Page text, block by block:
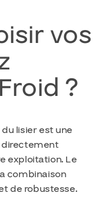
vos
?
lisier est une
exploitation. Le
combinaison
de robustesse.